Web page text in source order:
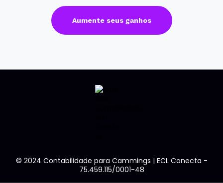
Aumente seus ganhos
© 2024 Contabilidade para Cammings | ECL Conecta -
75.459.115/0001-48